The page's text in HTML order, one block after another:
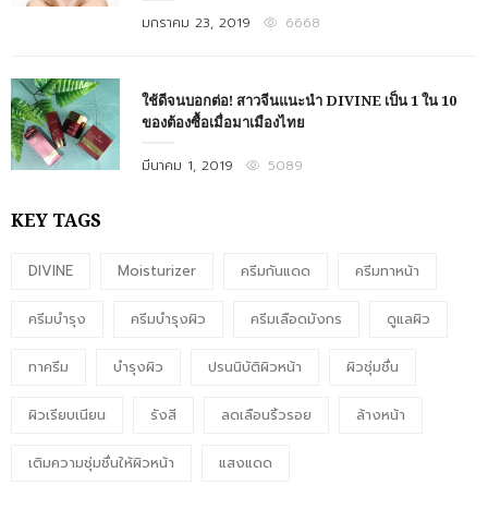
Posted
มกราคม 23, 2019 6668
ใช้ดีจนบอกต่อ! สาวจีนแนะนำ DIVINE เป็น 1 ใน 10
ของต้องซื้อเมื่อมาเมืองไทย
Posted
มีนาคม 1, 2019 5089
KEY TAGS
DIVINE Moisturizer ครีมกันแดด ครีมทาหน้า
ครีมบำรุง ครีมบำรุงผิว ครีมเลือดมังกร ดูแลผิว
ทาครีม บำรุงผิว ปรนนิบัติผิวหน้า ผิวชุ่มชื่น
ผิวเรียบเนียน รังสี ลดเลือนริ้วรอย ล้างหน้า
เติมความชุ่มชื่นให้ผิวหน้า แสงแดด